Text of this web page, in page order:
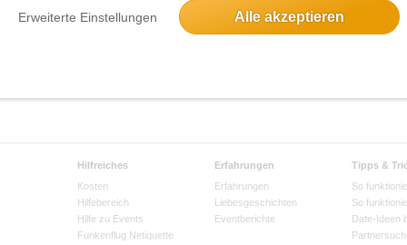
Erweiterte Einstellungen Alle akzeptieren
Hilfreiches
Kosten
Hilfebereich
Hilfe zu Events
Funkenflug Netiquette
Erfahrungen
Erfahrungen
Liebesgeschichten
Eventberichte
Tipps &
So
So
Date-Ideen